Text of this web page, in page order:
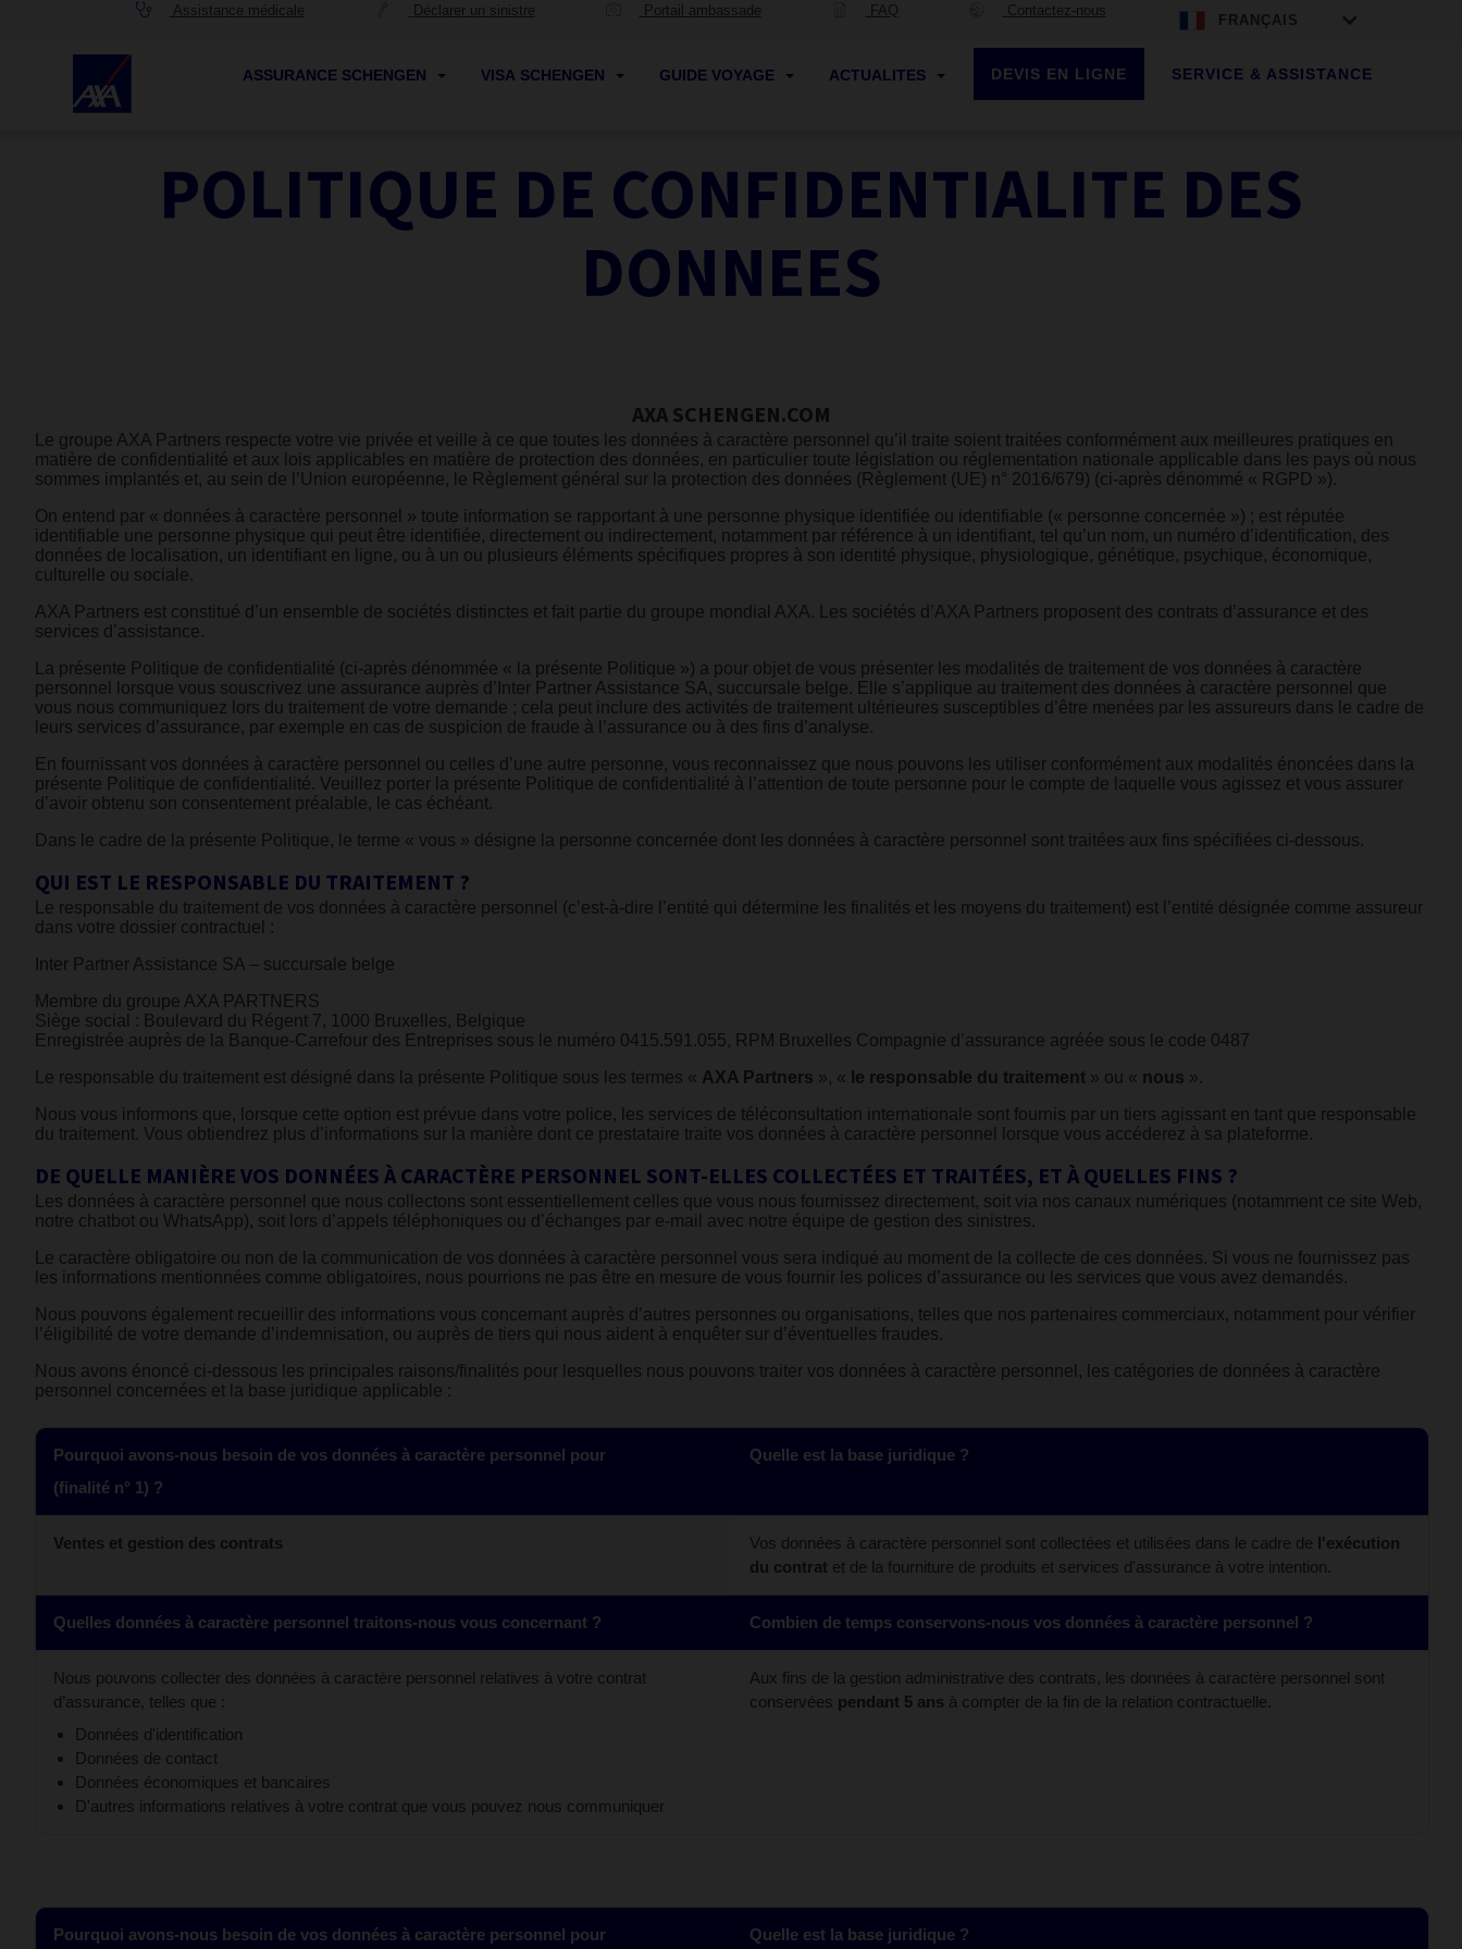
Assistance médicale Déclarer un sinistre Portail ambassade FAQ Contactez-nous
FRANÇAIS
ASSURANCE SCHENGEN VISA SCHENGEN GUIDE VOYAGE ACTUALITES DEVIS EN LIGNE SERVICE & ASSISTANCE
POLITIQUE DE CONFIDENTIALITE DES
DONNEES
AXA SCHENGEN.COM
Le groupe AXA Partners respecte votre vie privée et veille à ce que toutes les données à caractère personnel qu’il traite soient traitées conformément aux meilleures pratiques en
matière de confidentialité et aux lois applicables en matière de protection des données, en particulier toute législation ou réglementation nationale applicable dans les pays où nous
sommes implantés et, au sein de l’Union européenne, le Règlement général sur la protection des données (Règlement (UE) n° 2016/679) (ci-après dénommé « RGPD »).
On entend par « données à caractère personnel » toute information se rapportant à une personne physique identifiée ou identifiable (« personne concernée ») ; est réputée
identifiable une personne physique qui peut être identifiée, directement ou indirectement, notamment par référence à un identifiant, tel qu’un nom, un numéro d’identification, des
données de localisation, un identifiant en ligne, ou à un ou plusieurs éléments spécifiques propres à son identité physique, physiologique, génétique, psychique, économique,
culturelle ou sociale.
AXA Partners est constitué d’un ensemble de sociétés distinctes et fait partie du groupe mondial AXA. Les sociétés d’AXA Partners proposent des contrats d’assurance et des
services d’assistance.
La présente Politique de confidentialité (ci-après dénommée « la présente Politique ») a pour objet de vous présenter les modalités de traitement de vos données à caractère
personnel lorsque vous souscrivez une assurance auprès d’Inter Partner Assistance SA, succursale belge. Elle s’applique au traitement des données à caractère personnel que
vous nous communiquez lors du traitement de votre demande ; cela peut inclure des activités de traitement ultérieures susceptibles d’être menées par les assureurs dans le cadre de
leurs services d’assurance, par exemple en cas de suspicion de fraude à l’assurance ou à des fins d’analyse.
En fournissant vos données à caractère personnel ou celles d’une autre personne, vous reconnaissez que nous pouvons les utiliser conformément aux modalités énoncées dans la
présente Politique de confidentialité. Veuillez porter la présente Politique de confidentialité à l’attention de toute personne pour le compte de laquelle vous agissez et vous assurer
d’avoir obtenu son consentement préalable, le cas échéant.
Dans le cadre de la présente Politique, le terme « vous » désigne la personne concernée dont les données à caractère personnel sont traitées aux fins spécifiées ci-dessous.
QUI EST LE RESPONSABLE DU TRAITEMENT ?
Le responsable du traitement de vos données à caractère personnel (c’est-à-dire l’entité qui détermine les finalités et les moyens du traitement) est l’entité désignée comme assureur
dans votre dossier contractuel :
Inter Partner Assistance SA – succursale belge
Membre du groupe AXA PARTNERS
Siège social : Boulevard du Régent 7, 1000 Bruxelles, Belgique
Enregistrée auprès de la Banque-Carrefour des Entreprises sous le numéro 0415.591.055, RPM Bruxelles Compagnie d’assurance agréée sous le code 0487
Le responsable du traitement est désigné dans la présente Politique sous les termes « AXA Partners », « le responsable du traitement » ou « nous ».
Nous vous informons que, lorsque cette option est prévue dans votre police, les services de téléconsultation internationale sont fournis par un tiers agissant en tant que responsable
du traitement. Vous obtiendrez plus d’informations sur la manière dont ce prestataire traite vos données à caractère personnel lorsque vous accéderez à sa plateforme.
DE QUELLE MANIÈRE VOS DONNÉES À CARACTÈRE PERSONNEL SONT-ELLES COLLECTÉES ET TRAITÉES, ET À QUELLES FINS ?
Les données à caractère personnel que nous collectons sont essentiellement celles que vous nous fournissez directement, soit via nos canaux numériques (notamment ce site Web,
notre chatbot ou WhatsApp), soit lors d’appels téléphoniques ou d’échanges par e-mail avec notre équipe de gestion des sinistres.
Le caractère obligatoire ou non de la communication de vos données à caractère personnel vous sera indiqué au moment de la collecte de ces données. Si vous ne fournissez pas
les informations mentionnées comme obligatoires, nous pourrions ne pas être en mesure de vous fournir les polices d’assurance ou les services que vous avez demandés.
Nous pouvons également recueillir des informations vous concernant auprès d’autres personnes ou organisations, telles que nos partenaires commerciaux, notamment pour vérifier
l’éligibilité de votre demande d’indemnisation, ou auprès de tiers qui nous aident à enquêter sur d’éventuelles fraudes.
Nous avons énoncé ci-dessous les principales raisons/finalités pour lesquelles nous pouvons traiter vos données à caractère personnel, les catégories de données à caractère
personnel concernées et la base juridique applicable :
Pourquoi avons-nous besoin de vos données à caractère personnel pour
(finalité n° 1) ?
Quelle est la base juridique ?
Ventes et gestion des contrats Vos données à caractère personnel sont collectées et utilisées dans le cadre de l'exécution
du contrat et de la fourniture de produits et services d'assurance à votre intention.
Quelles données à caractère personnel traitons-nous vous concernant ? Combien de temps conservons-nous vos données à caractère personnel ?
Nous pouvons collecter des données à caractère personnel relatives à votre contrat
d’assurance, telles que :
Données d'identification
Données de contact
Données économiques et bancaires
D'autres informations relatives à votre contrat que vous pouvez nous communiquer
Aux fins de la gestion administrative des contrats, les données à caractère personnel sont
conservées pendant 5 ans à compter de la fin de la relation contractuelle.
Pourquoi avons-nous besoin de vos données à caractère personnel pour
Quelle est la base juridique ?